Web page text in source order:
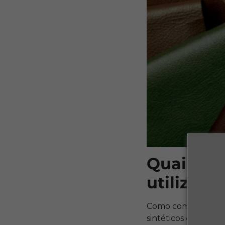
Quais
utilizados
Como
sintéticos evoluiu